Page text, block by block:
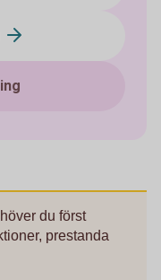
du först
prestanda